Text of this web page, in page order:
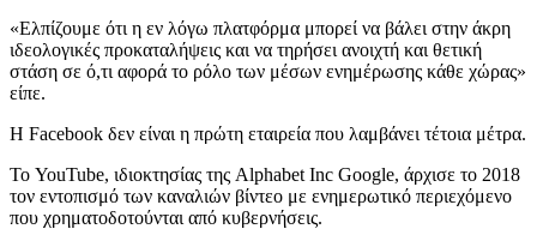
«Ελπίζουμε ότι η εν λόγω πλατφόρμα μπορεί να βάλει στην άκρη
ιδεολογικές προκαταλήψεις και να τηρήσει ανοιχτή και θετική
στάση σε ό,τι αφορά το ρόλο των μέσων ενημέρωσης κάθε χώρας»
είπε.
Η Facebook δεν είναι η πρώτη εταιρεία που λαμβάνει τέτοια μέτρα.
Το YouTube, ιδιοκτησίας της Alphabet Inc Google, άρχισε το 2018
τον εντοπισμό των καναλιών βίντεο με ενημερωτικό περιεχόμενο
που χρηματοδοτούνται από κυβερνήσεις.